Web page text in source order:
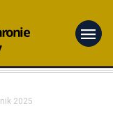
menu
2025